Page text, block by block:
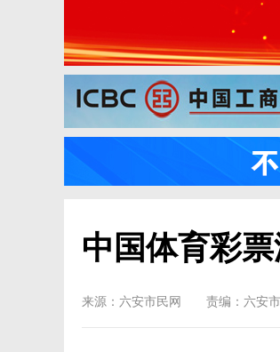
中国体育彩
来源：六安市民网 责编：六安